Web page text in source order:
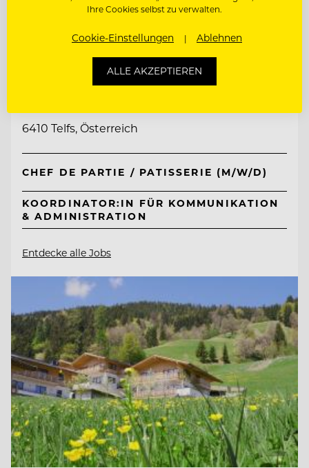
TOP ARBEITGEBER
Interalpen-Hotel Tyrol
6410 Telfs, Österreich
CHEF DE PARTIE / PATISSERIE (M/W/D)
KOORDINATOR:IN FÜR KOMMUNIKATION
& ADMINISTRATION
Entdecke alle Jobs
Ihre Cookies selbst zu verwalten.
Cookie-Einstellungen Ablehnen
ALLE AKZEPTIEREN